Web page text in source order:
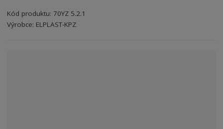
t
r
Kód produktu:70YZ 5.2.1
Kód výrobce: 8595208614170
Kód dodavatele:8595208614170
Výrobce: ELPLAST-KPZ